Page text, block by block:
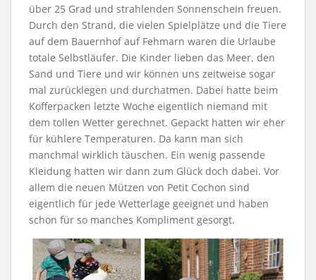
über 25 Grad und strahlenden Sonnenschein freuen.
Durch den Strand, die vielen Spielplätze und die Tiere
auf dem Bauernhof auf Fehmarn waren die Urlaube
totale Selbstläufer. Die Kinder lieben das Meer, den
Sand und Tiere und wir können uns zeitweise sogar
mal zurücklegen und durchatmen. Dabei hatte beim
Kofferpacken letzte Woche eigentlich niemand mit
dem tollen Wetter gerechnet. Gepackt hatten wir eher
für kühlere Temperaturen. Da kann man sich
manchmal wirklich täuschen. Ein wenig passende
Kleidung hatten wir dann zum Glück doch dabei. Vor
allem die neuen Mützen von Petit Cochon sind
eigentlich für jede Wetterlage geeignet und haben
schon für so manches Kompliment gesorgt.